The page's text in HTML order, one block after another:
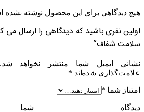
هیچ دیدگاهی برای این محصول نوشته نشده
اولین نفری باشید که دیدگاهی را ارسال
سلامت شفاف”
نشانی ایمیل شما منتشر نخواهد شد.
علامت‌گذاری شده‌اند *
امتیاز شما *
دیدگاه